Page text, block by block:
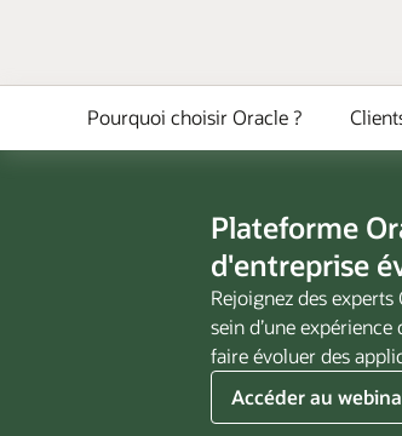
Pourquoi choisir Oracle ?
Plateforme
d'entreprise
Rejoignez des
sein d’une
faire évoluer des
Accéder au
Oracle
AI